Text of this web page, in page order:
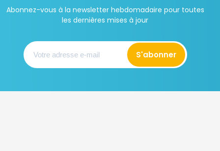
Abonnez-vous à la newsletter hebdomadaire pour toutes
les dernières mises à jour
S'abonner